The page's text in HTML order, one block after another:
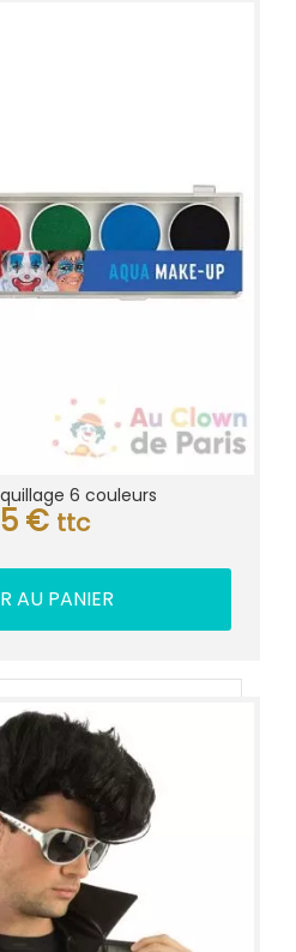
6 couleurs
€ ttc
AU PANIER